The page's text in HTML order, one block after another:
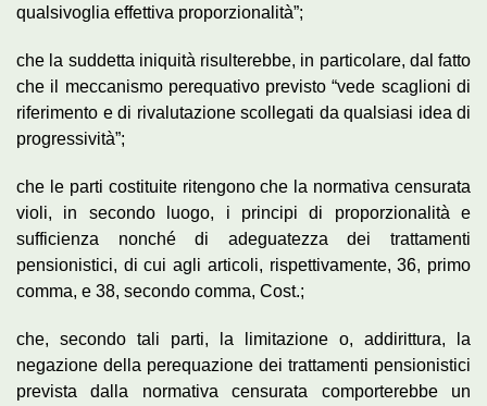
qualsivoglia effettiva proporzionalità”;
che la suddetta iniquità risulterebbe, in particolare, dal fatto
che il meccanismo perequativo previsto “vede scaglioni di
riferimento e di rivalutazione scollegati da qualsiasi idea di
progressività”;
che le parti costituite ritengono che la normativa censurata
violi, in secondo luogo, i principi di proporzionalità e
sufficienza nonché di adeguatezza dei trattamenti
pensionistici, di cui agli articoli, rispettivamente, 36, primo
comma, e 38, secondo comma, Cost.;
che, secondo tali parti, la limitazione o, addirittura, la
negazione della perequazione dei trattamenti pensionistici
prevista dalla normativa censurata comporterebbe un